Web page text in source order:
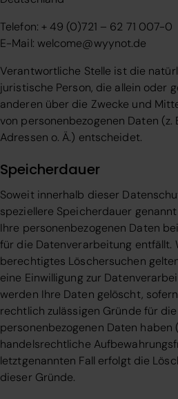
Telefon: + 49 (0)721 – 62 71 007-0
E-Mail: welcome@wyynot.de
Verantwortliche Stelle ist die
juristische Person, die allein oder
anderen über die Zwecke und
von personenbezogenen Daten (z.
Adressen o. Ä.) entscheidet.
Speicherdauer
Soweit innerhalb dieser
speziellere Speicherdauer
Ihre personenbezogenen Daten
für die Datenverarbeitung entfällt.
berechtigtes Löschersuchen
eine Einwilligung zur
werden Ihre Daten gelöscht,
rechtlich zulässigen Gründe für
personenbezogenen Daten haben
handelsrechtliche
letztgenannten Fall erfolgt die
dieser Gründe.